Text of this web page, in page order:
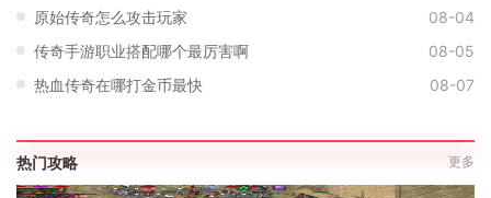
原始传奇怎么攻击玩家
08-04
传奇手游职业搭配哪个最厉害啊
08-05
热血传奇在哪打金币最快
08-07
热门攻略 更多